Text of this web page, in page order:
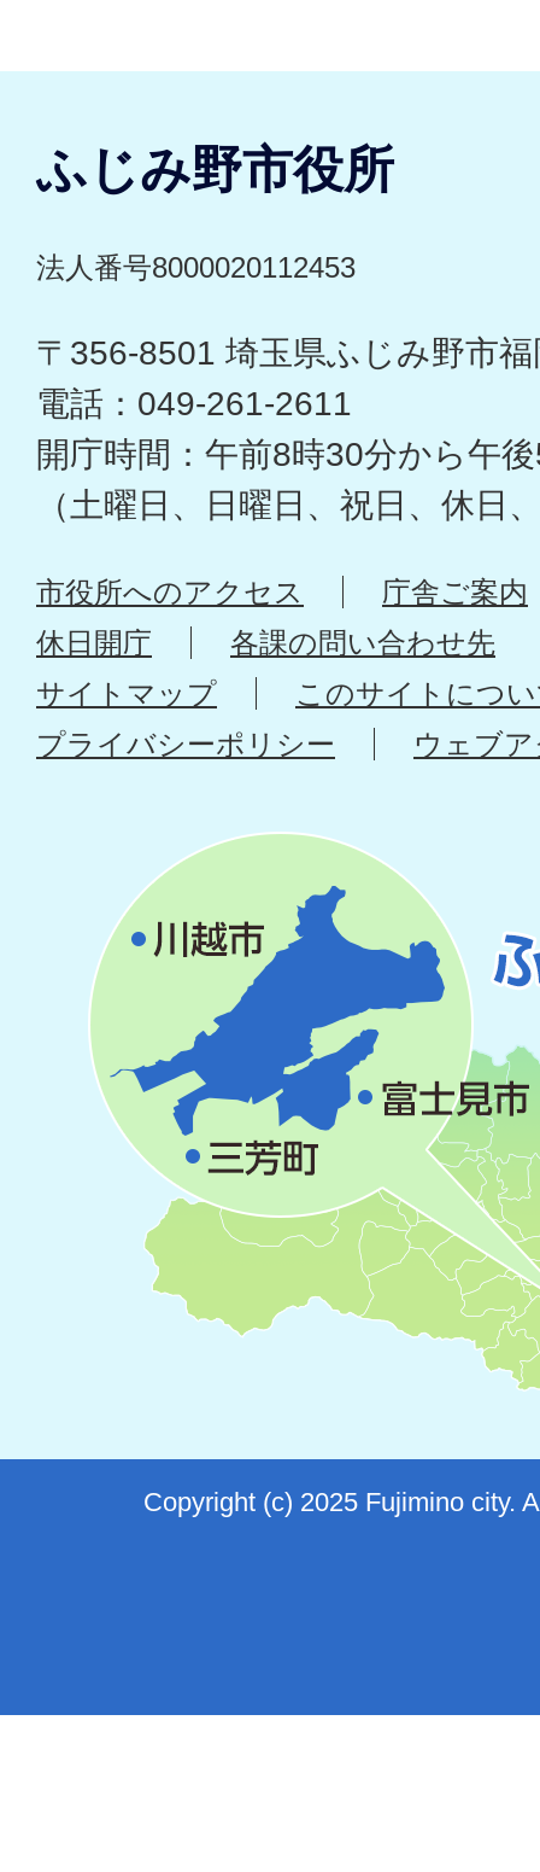
ふじみ野市役所
法人番号8000020112453
〒356-8501 埼玉県ふじみ野市
電話：049-261-2611
開庁時間：午前8時30分から午
（土曜日、日曜日、祝日、休日
市役所へのアクセス
庁舎ご案内
休日開庁
各課の問い合わせ先
サイトマップ
このサイトにつ
プライバシーポリシー
ウェブ
Copyright (c) 2025 Fujimino city.